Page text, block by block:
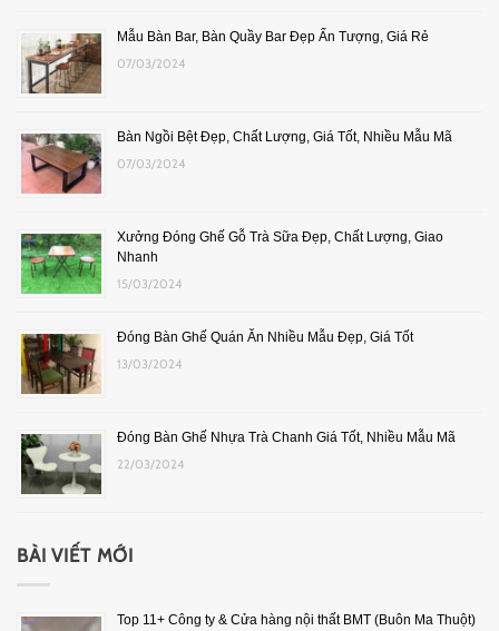
Mẫu Bàn Bar, Bàn Quầy Bar Đẹp Ấn Tượng, Giá Rẻ
07/03/2024
Bàn Ngồi Bệt Đẹp, Chất Lượng, Giá Tốt, Nhiều Mẫu Mã
07/03/2024
Xưởng Đóng Ghế Gỗ Trà Sữa Đẹp, Chất Lượng, Giao
Nhanh
15/03/2024
Đóng Bàn Ghế Quán Ăn Nhiều Mẫu Đẹp, Giá Tốt
13/03/2024
Đóng Bàn Ghế Nhựa Trà Chanh Giá Tốt, Nhiều Mẫu Mã
22/03/2024
BÀI VIẾT MỚI
Top 11+ Công ty & Cửa hàng nội thất BMT (Buôn Ma Thuột)